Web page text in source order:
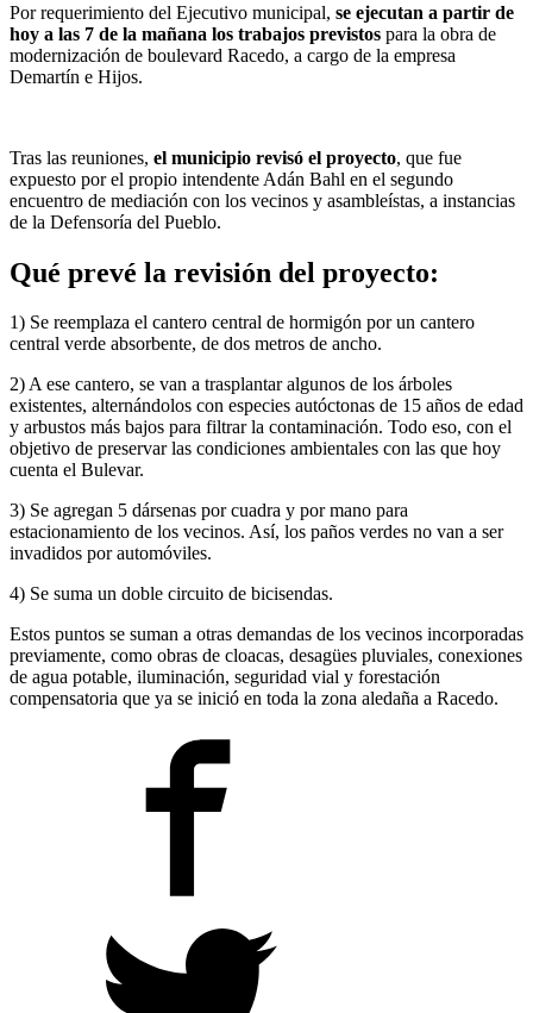
Por requerimiento del Ejecutivo municipal, se ejecutan a partir de
hoy a las 7 de la mañana los trabajos previstos para la obra de
modernización de boulevard Racedo, a cargo de la empresa
Demartín e Hijos.
Tras las reuniones, el municipio revisó el proyecto, que fue
expuesto por el propio intendente Adán Bahl en el segundo
encuentro de mediación con los vecinos y asambleístas, a instancias
de la Defensoría del Pueblo.
Qué prevé la revisión del proyecto:
1) Se reemplaza el cantero central de hormigón por un cantero
central verde absorbente, de dos metros de ancho.
2) A ese cantero, se van a trasplantar algunos de los árboles
existentes, alternándolos con especies autóctonas de 15 años de edad
y arbustos más bajos para filtrar la contaminación. Todo eso, con el
objetivo de preservar las condiciones ambientales con las que hoy
cuenta el Bulevar.
3) Se agregan 5 dársenas por cuadra y por mano para
estacionamiento de los vecinos. Así, los paños verdes no van a ser
invadidos por automóviles.
4) Se suma un doble circuito de bicisendas.
Estos puntos se suman a otras demandas de los vecinos incorporadas
previamente, como obras de cloacas, desagües pluviales, conexiones
de agua potable, iluminación, seguridad vial y forestación
compensatoria que ya se inició en toda la zona aledaña a Racedo.